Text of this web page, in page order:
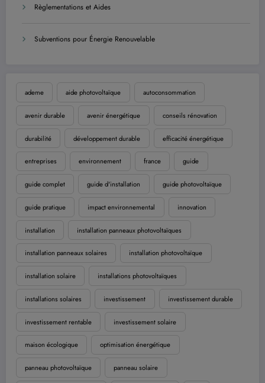
Règlementations et Aides
Subventions pour Énergie Renouvelable
ademe aide photovoltaïque autoconsommation
avenir durable avenir énergétique conseils rénovation
durabilité développement durable efficacité énergétique
entreprises environnement france guide
guide complet guide d'installation guide photovoltaïque
guide pratique impact environnemental innovation
installation installation panneaux photovoltaïques
installation panneaux solaires installation photovoltaïque
installation solaire installations photovoltaïques
installations solaires investissement investissement durable
investissement rentable investissement solaire
maison écologique optimisation énergétique
panneau photovoltaïque panneau solaire